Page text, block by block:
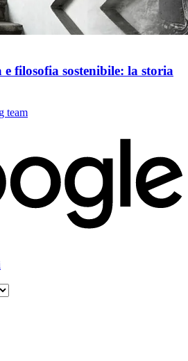
filosofia sostenibile: la storia
team